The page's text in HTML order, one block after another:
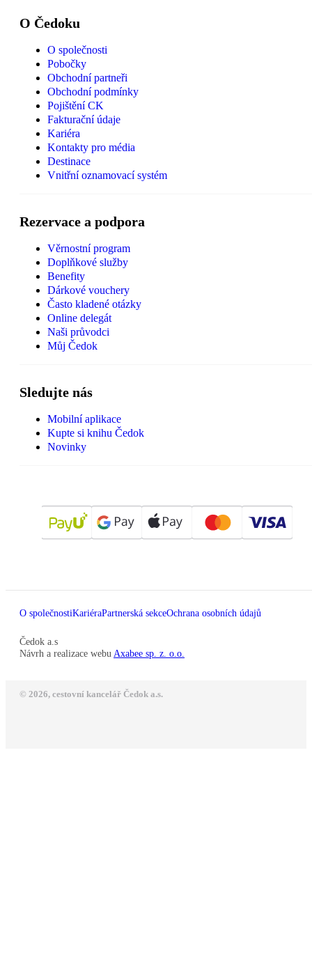
O Čedoku
O společnosti
Pobočky
Obchodní partneři
Obchodní podmínky
Pojištění CK
Fakturační údaje
Kariéra
Kontakty pro média
Destinace
Vnitřní oznamovací systém
Rezervace a podpora
Věrnostní program
Doplňkové služby
Benefity
Dárkové vouchery
Často kladené otázky
Online delegát
Naši průvodci
Můj Čedok
Sledujte nás
Mobilní aplikace
Kupte si knihu Čedok
Novinky
O společnostiKariéraPartnerská sekceOchrana osobních údajů
Čedok a.s
Návrh a realizace webu Axabee sp. z. o.o.
© 2026, cestovní kancelář Čedok a.s.